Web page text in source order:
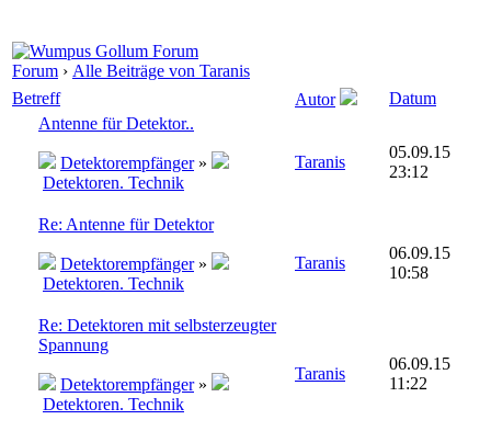
Forum › Alle Beiträge von Taranis
Betreff
Autor
Datum
Antenne für Detektor..
Detektorempfänger»
Detektoren. Technik
Taranis
05.09.15
23:12
Re: Antenne für Detektor
Detektorempfänger»
Detektoren. Technik
Taranis
06.09.15
10:58
Re: Detektoren mit selbsterzeugter
Spannung
Detektorempfänger»
Detektoren. Technik
Taranis
06.09.15
11:22